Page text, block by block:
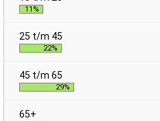
11%
22%
29%